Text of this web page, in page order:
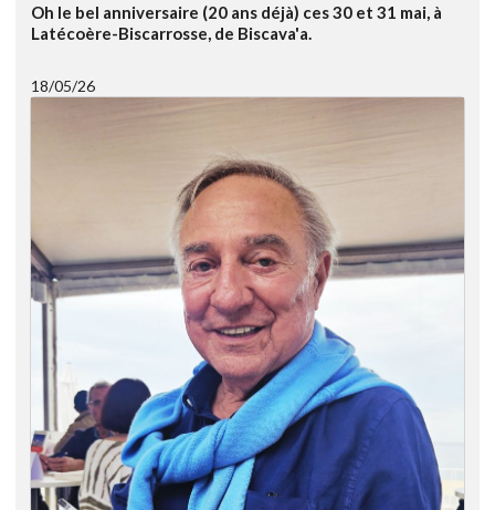
Oh le bel anniversaire (20 ans déjà) ces 30 et 31 mai, à
Latécoère-Biscarrosse, de Biscava'a.
18/05/26